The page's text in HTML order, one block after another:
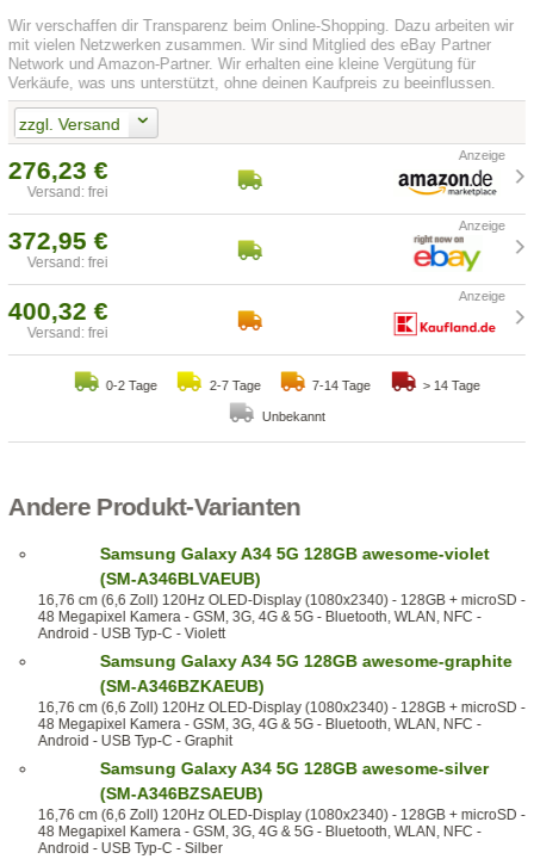
Wir verschaffen dir Transparenz beim Online-Shopping. Dazu arbeiten wir
mit vielen Netzwerken zusammen. Wir sind Mitglied des eBay Partner
Network und Amazon-Partner. Wir erhalten eine kleine Vergütung für
Verkäufe, was uns unterstützt, ohne deinen Kaufpreis zu beeinflussen.
zzgl. Versand
276,23 €
Versand: frei
372,95 €
Versand: frei
400,32 €
Versand: frei
0-2 Tage 2-7 Tage 7-14 Tage > 14 Tage
Unbekannt
Andere Produkt-Varianten
Samsung Galaxy A34 5G 128GB awesome-violet
(SM-A346BLVAEUB)
16,76 cm (6,6 Zoll) 120Hz OLED-Display (1080x2340) - 128GB + microSD -
48 Megapixel Kamera - GSM, 3G, 4G & 5G - Bluetooth, WLAN, NFC -
Android - USB Typ-C - Violett
Samsung Galaxy A34 5G 128GB awesome-graphite
(SM-A346BZKAEUB)
16,76 cm (6,6 Zoll) 120Hz OLED-Display (1080x2340) - 128GB + microSD -
48 Megapixel Kamera - GSM, 3G, 4G & 5G - Bluetooth, WLAN, NFC -
Android - USB Typ-C - Graphit
Samsung Galaxy A34 5G 128GB awesome-silver
(SM-A346BZSAEUB)
16,76 cm (6,6 Zoll) 120Hz OLED-Display (1080x2340) - 128GB + microSD -
48 Megapixel Kamera - GSM, 3G, 4G & 5G - Bluetooth, WLAN, NFC -
Android - USB Typ-C - Silber